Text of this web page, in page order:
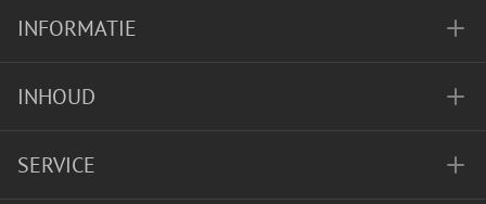
INFORMATIE
INHOUD
SERVICE